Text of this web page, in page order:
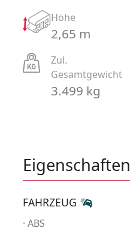
Höhe
2,65 m
Zul.
Gesamtgewicht
3.499 kg
Eigenschaften
FAHRZEUG
ABS